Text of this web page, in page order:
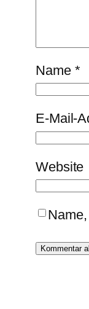
Name *
E-Mail-
Website